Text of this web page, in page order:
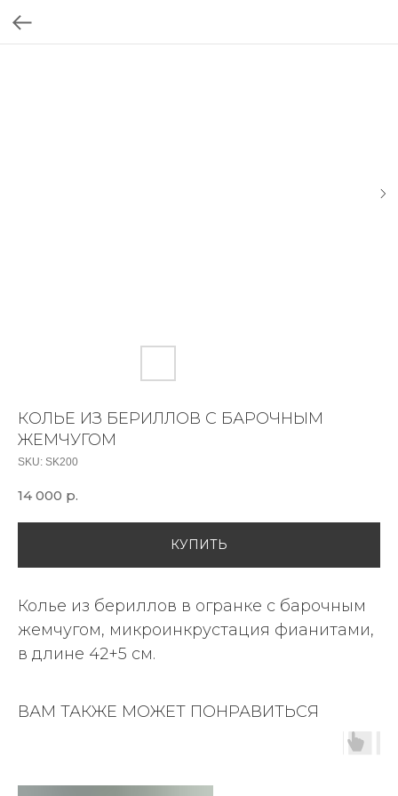
КОЛЬЕ ИЗ БЕРИЛЛОВ С БАРОЧНЫМ
ЖЕМЧУГОМ
SKU: SK200
14 000 р.
КУПИТЬ
Колье из бериллов в огранке с барочным
жемчугом, микроинкрустация фианитами,
в длине 42+5 см.
ВАМ ТАКЖЕ МОЖЕТ ПОНРАВИТЬСЯ